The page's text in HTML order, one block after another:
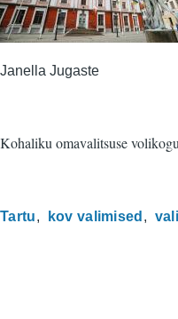
Janella Jugaste
Kohaliku omavalitsuse
Tartu kov valimised